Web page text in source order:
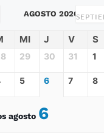
AGOSTO 2026
MI J V S
29 30 31 1
5 6 7 8
agosto 6